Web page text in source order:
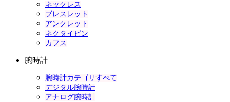
ネックレス
ブレスレット
アンクレット
ネクタイピン
カフス
腕時計
腕時計カテゴリすべて
デジタル腕時計
アナログ腕時計